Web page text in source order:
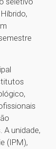
unidade,
(IPM),